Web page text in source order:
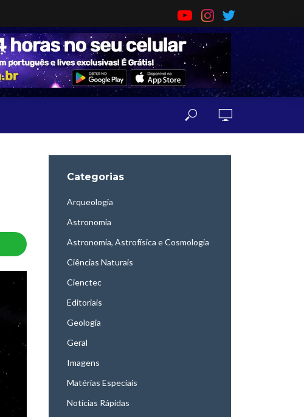
Categorias
Arqueologia
Astronomia
Astronomia, Astrofísica e Cosmologia
Ciências Naturais
Cienctec
Editoriais
Geologia
Geral
Imagens
Matérias Especiais
Notícias Rápidas